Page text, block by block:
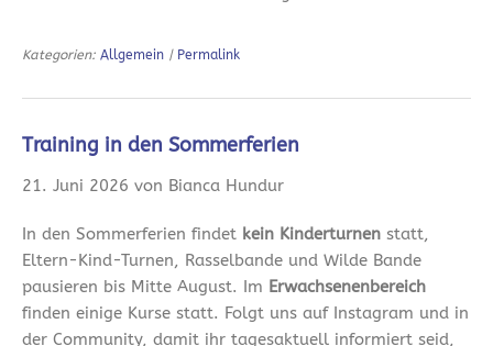
Kategorien: Allgemein | Permalink
Training in den Sommerferien
21. Juni 2026 von Bianca Hundur
In den Sommerferien findet kein Kinderturnen statt,
Eltern-Kind-Turnen, Rasselbande und Wilde Bande
pausieren bis Mitte August. Im Erwachsenenbereich
finden einige Kurse statt. Folgt uns auf Instagram und in
der Community, damit ihr tagesaktuell informiert seid,